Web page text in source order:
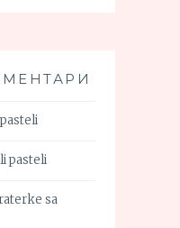
pasteli
sa